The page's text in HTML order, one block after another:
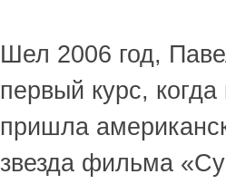
Шел 2006 год,
первый курс,
пришла
звезда фильма